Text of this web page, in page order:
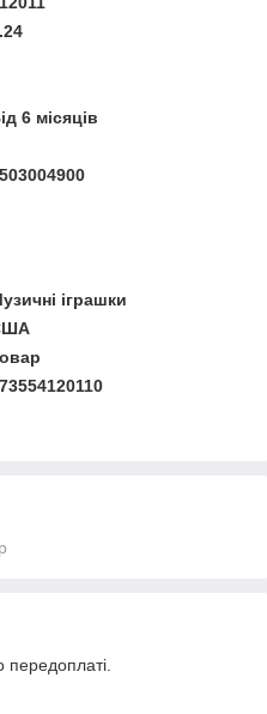
6 місяців
іграшки
передоплаті.